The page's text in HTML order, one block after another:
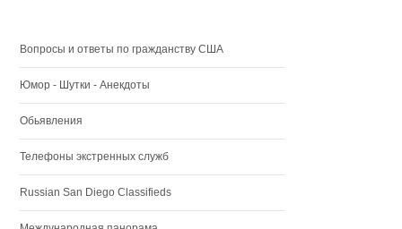
Вопросы и ответы по гражданству США
Юмор - Шутки - Анекдоты
Обьявления
Телефоны экстренных служб
Russian San Diego Classifieds